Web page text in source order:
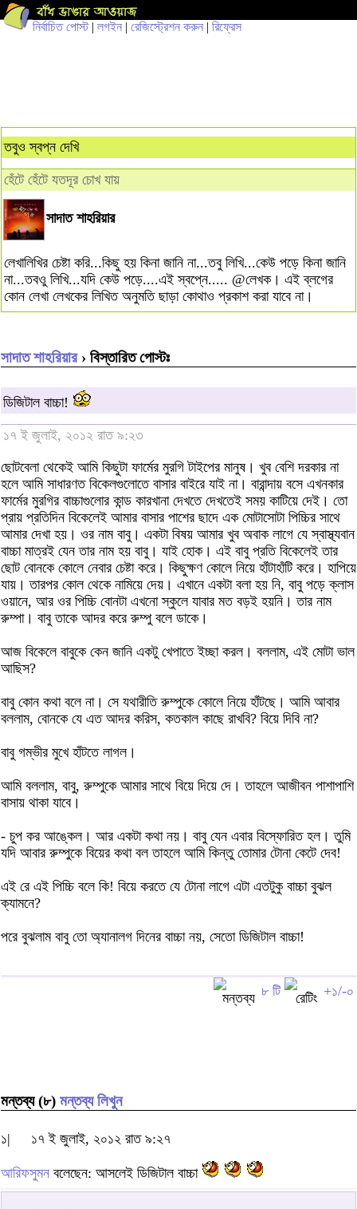
নির্বাচিত পোস্ট| লগইন | রেজিস্ট্রেশন করুন | রিফ্রেস
তবুও স্বপ্ন দেখি
হেঁটে হেঁটে যতদূর চোখ যায়
সাদাত শাহরিয়ার
লেখালিখির চেষ্টা করি...কিছু হয় কিনা জানি না...তবু লিখি...কেউ পড়ে কিনা জানি
না...তবওু লিখি...যদি কেউ পড়ে....এই স্বপ্নে..... @লেখক। এই ব্লগের
কোন লেখা লেখকের লিখিত অনুমতি ছাড়া কোথাও প্রকাশ করা যাবে না।
সাদাত শাহরিয়ার› বিস্তারিত পোস্টঃ
ডিজিটাল বাচ্চা!
১৭ ই জুলাই, ২০১২ রাত ৯:২৩
ছোটবেলা থেকেই আমি কিছুটা ফার্মের মুরগি টাইপের মানুষ। খুব বেশি দরকার না
হলে আমি সাধারণত বিকেলগুলোতে বাসার বাইরে যাই না। বারান্দায় বসে এখনকার
ফার্মের মুরগির বাচ্চাগুলোর কান্ড কারখানা দেখতে দেখতেই সময় কাটিয়ে দেই। তো
প্রায় প্রতিদিন বিকেলেই আমার বাসার পাশের ছাদে এক মোটাসোটা পিচ্চির সাথে
আমার দেখা হয়। ওর নাম বাবু। একটা বিষয় আমার খুব অবাক লাগে যে স্বাস্থ্যবান
বাচ্চা মাত্রই যেন তার নাম হয় বাবু। যাই হোক। এই বাবু প্রতি বিকেলেই তার
ছোট বোনকে কোলে নেবার চেষ্টা করে। কিছুক্ষণ কোলে নিয়ে হাঁটাহাঁটি করে। হাপিয়ে
যায়। তারপর কোল থেকে নামিয়ে দেয়। এখানে একটা বলা হয় নি, বাবু পড়ে ক্লাস
ওয়ানে, আর ওর পিচ্চি বোনটা এখনো স্কুলে যাবার মত বড়ই হয়নি। তার নাম
রুম্পা। বাবু তাকে আদর করে রুম্পু বলে ডাকে।
আজ বিকেলে বাবুকে কেন জানি একটু খেপাতে ইচ্ছা করল। বললাম, এই মোটা ভাল
আছিস?
বাবু কোন কথা বলে না। সে যথারীতি রুম্পুকে কোলে নিয়ে হাঁটছে। আমি আবার
বললাম, বোনকে যে এত আদর করিস, কতকাল কাছে রাখবি? বিয়ে দিবি না?
বাবু গম্ভীর মুখে হাঁটতে লাগল।
আমি বললাম, বাবু, রুম্পুকে আমার সাথে বিয়ে দিয়ে দে। তাহলে আজীবন পাশাপাশি
বাসায় থাকা যাবে।
- চুপ কর আঙ্কেল। আর একটা কথা নয়। বাবু যেন এবার বিস্ফোরিত হল। তুমি
যদি আবার রুম্পুকে বিয়ের কথা বল তাহলে আমি কিন্তু তোমার টোনা কেটে দেব!
এই রে এই পিচ্চি বলে কি! বিয়ে করতে যে টোনা লাগে এটা এতটুকু বাচ্চা বুঝল
ক্যামনে?
পরে বুঝলাম বাবু তো অ্যানালগ দিনের বাচ্চা নয়, সেতো ডিজিটাল বাচ্চা!
৮ টি +১/-০
মন্তব্য (৮) মন্তব্য লিখুন
১| ১৭ ই জুলাই, ২০১২ রাত ৯:২৭
আরিফসুমন বলেছেন: আসলেই ডিজিটাল বাচ্চা